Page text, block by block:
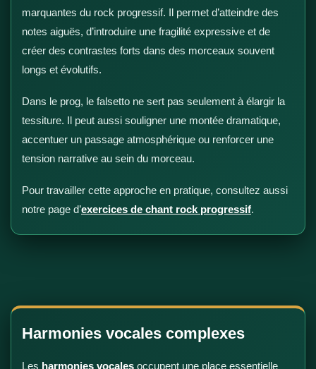
marquantes du rock progressif. Il permet d’atteindre des
notes aiguës, d’introduire une fragilité expressive et de
créer des contrastes forts dans des morceaux souvent
longs et évolutifs.
Dans le prog, le falsetto ne sert pas seulement à élargir la
tessiture. Il peut aussi souligner une montée dramatique,
accentuer un passage atmosphérique ou renforcer une
tension narrative au sein du morceau.
Pour travailler cette approche en pratique, consultez aussi
notre page d’exercices de chant rock progressif.
Harmonies vocales complexes
Les harmonies vocales occupent une place essentielle